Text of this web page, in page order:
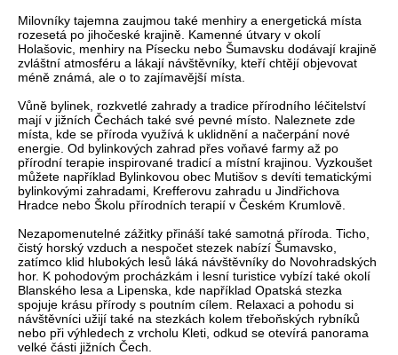
Milovníky tajemna zaujmou také menhiry a energetická místa
rozesetá po jihočeské krajině. Kamenné útvary v okolí
Holašovic, menhiry na Písecku nebo Šumavsku dodávají krajině
zvláštní atmosféru a lákají návštěvníky, kteří chtějí objevovat
méně známá, ale o to zajímavější místa.
Vůně bylinek, rozkvetlé zahrady a tradice přírodního léčitelství
mají v jižních Čechách také své pevné místo. Naleznete zde
místa, kde se příroda využívá k uklidnění a načerpání nové
energie. Od bylinkových zahrad přes voňavé farmy až po
přírodní terapie inspirované tradicí a místní krajinou. Vyzkoušet
můžete například Bylinkovou obec Mutišov s devíti tematickými
bylinkovými zahradami, Krefferovu zahradu u Jindřichova
Hradce nebo Školu přírodních terapií v Českém Krumlově.
Nezapomenutelné zážitky přináší také samotná příroda. Ticho,
čistý horský vzduch a nespočet stezek nabízí Šumavsko,
zatímco klid hlubokých lesů láká návštěvníky do Novohradských
hor. K pohodovým procházkám i lesní turistice vybízí také okolí
Blanského lesa a Lipenska, kde například Opatská stezka
spojuje krásu přírody s poutním cílem. Relaxaci a pohodu si
návštěvníci užijí také na stezkách kolem třeboňských rybníků
nebo při výhledech z vrcholu Kleti, odkud se otevírá panorama
velké části jižních Čech.